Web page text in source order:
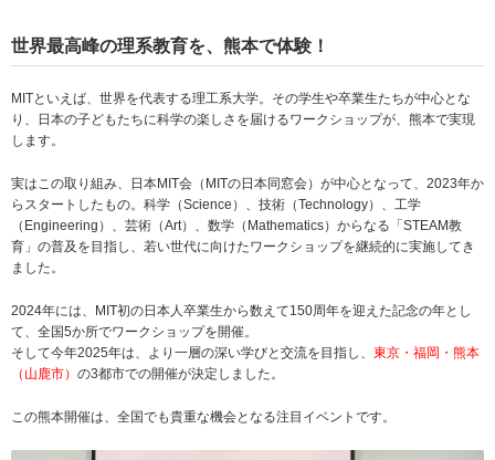
世界最高峰の理系教育を、熊本で体験！
MITといえば、世界を代表する理工系大学。その学生や卒業生たちが中心とな
り、日本の子どもたちに科学の楽しさを届けるワークショップが、熊本で実現
します。
実はこの取り組み、日本MIT会（MITの日本同窓会）が中心となって、2023年か
らスタートしたもの。科学（Science）、技術（Technology）、工学
（Engineering）、芸術（Art）、数学（Mathematics）からなる「STEAM教
育」の普及を目指し、若い世代に向けたワークショップを継続的に実施してき
ました。
2024年には、MIT初の日本人卒業生から数えて150周年を迎えた記念の年とし
て、全国5か所でワークショップを開催。
そして今年2025年は、より一層の深い学びと交流を目指し、 東京・福岡・熊本
（山鹿市） の3都市での開催が決定しました。
この熊本開催は、全国でも貴重な機会となる注目イベントです。